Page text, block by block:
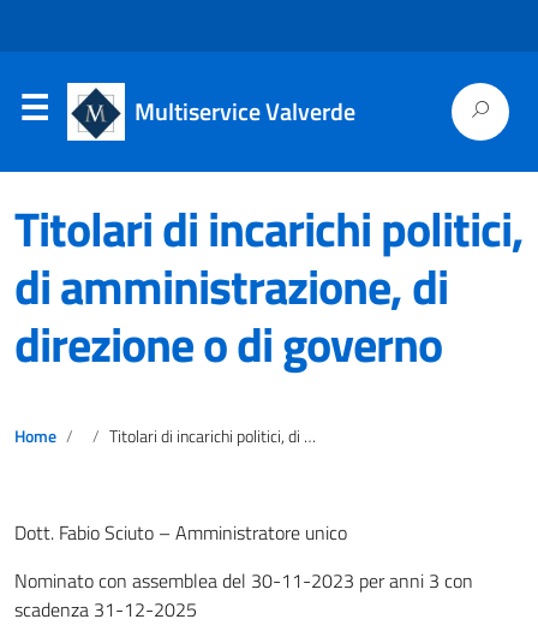
Multiservice Valverde
Titolari di incarichi politici,
di amministrazione, di
direzione o di governo
Home Titolari di incarichi politici, di amministrazione, di direzione o di governo
Dott. Fabio Sciuto – Amministratore unico
Nominato con assemblea del 30-11-2023 per anni 3 con
scadenza 31-12-2025